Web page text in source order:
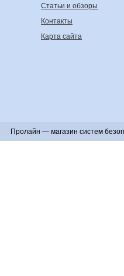
Статьи и обзоры
Контакты
Карта сайта
Пролайн — магазин систем